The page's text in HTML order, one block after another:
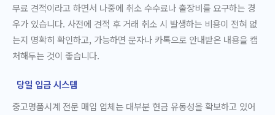
무료 견적이라고 하면서 나중에 취소 수수료나 출장비를 요구하는 경
우가 있습니다. 사전에 견적 후 거래 취소 시 발생하는 비용이 전혀 없
는지 명확히 확인하고, 가능하면 문자나 카톡으로 안내받은 내용을 캡
처해두는 것이 좋습니다.
당일 입금 시스템
중고명품시계 전문 매입 업체는 대부분 현금 유동성을 확보하고 있어